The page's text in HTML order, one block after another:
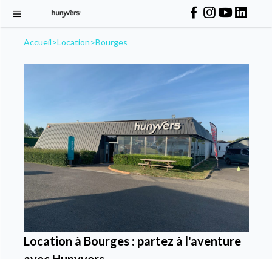
Accueil>Location>Bourges
Location à Bourges : partez à l'aventure